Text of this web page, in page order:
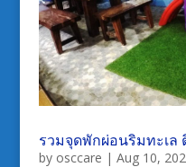
รวมจุดพักผ่อนริมทะเล
by osccare | Aug 10,